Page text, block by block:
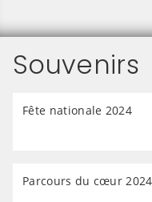
Souvenirs
Fête nationale 2024
Parcours du cœur 2024